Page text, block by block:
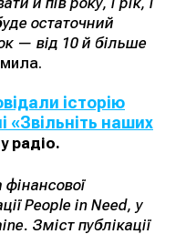
остаточний
— від 10 й більше
історію
«Звільніть наших
радіо.
фінансової
People in Need, у
Зміст публікації